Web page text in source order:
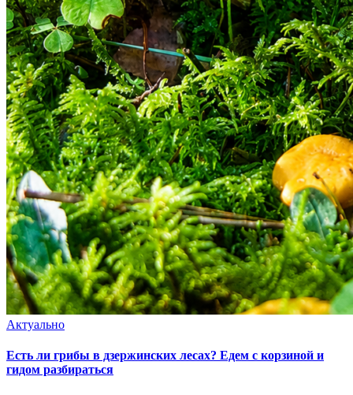
Актуально
Есть ли грибы в дзержинских лесах? Едем с корзиной и
гидом разбираться